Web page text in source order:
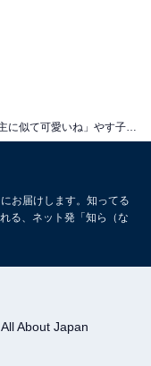
お届けします。知ってる
る、ネット発「知ら（な
All About Japan